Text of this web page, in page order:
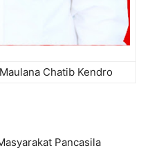
Chatib Kendro
Pancasila